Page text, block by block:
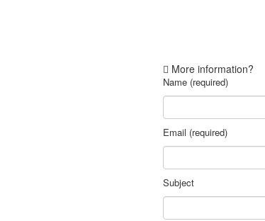
More information?
Name (required)
Email (required)
Subject